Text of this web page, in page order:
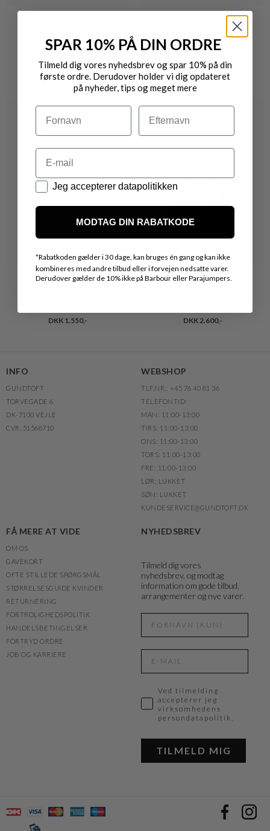
GANNI
KAT BELT SMALL
DKK 1.299,-
GANNI
LANGÆRMET RIBBET TOP
DKK 1.550,-
DKK 1.550,-
DKK 2.600,-
INFO
GUNDTOFT
TORVEGADE 6
DK-7100 VEJLE
CVR. 51568710
WEBSHOP
TLF.NR.: +45 76 40 81 36
TELEFONTID:
MAN: 11:00-13:00
TIRS: 11:00-13:00
ONS: 11:00-13:00
TORS: 11:00-13:00
FRE: 11:00-13:00
LØR: LUKKET
SØN: LUKKET
KUNDESERVICE@GUNDTOFT.DK
FÅ MERE AT VIDE
OM OS
GAVEKORT
OFTE STILLEDE SPØRGSMÅL
STØRRELSESGUIDE KVINDER
RETURNERING
FORTROLIGHEDSPOLITIK
HANDELSBETINGELSER
FORTRYD ORDRE
JOB OG KARRIERE
NYHEDSBREV
Tilmeld dig vores
nyhedsbrev, og modtag
information om gode tilbud,
arrangementer og nye varer.
Ved tilmelding
accepterer jeg
virksomhedens
persondatapolitik.
TILMELD MIG
SPAR 10% PÅ DIN ORDRE
Tilmeld dig vores nyhedsbrev og spar 10% på din
første ordre. Derudover holder vi dig opdateret
på nyheder, tips og meget mere
Navn Efternavn
Email
Datapolitik
Jeg accepterer datapolitikken
MODTAG DIN RABATKODE
*Rabatkoden gælder i 30 dage, kan bruges én gang og kan ikke
kombineres med andre tilbud eller i forvejen nedsatte varer.
Derudover gælder de 10% ikke på Barbour eller Parajumpers.